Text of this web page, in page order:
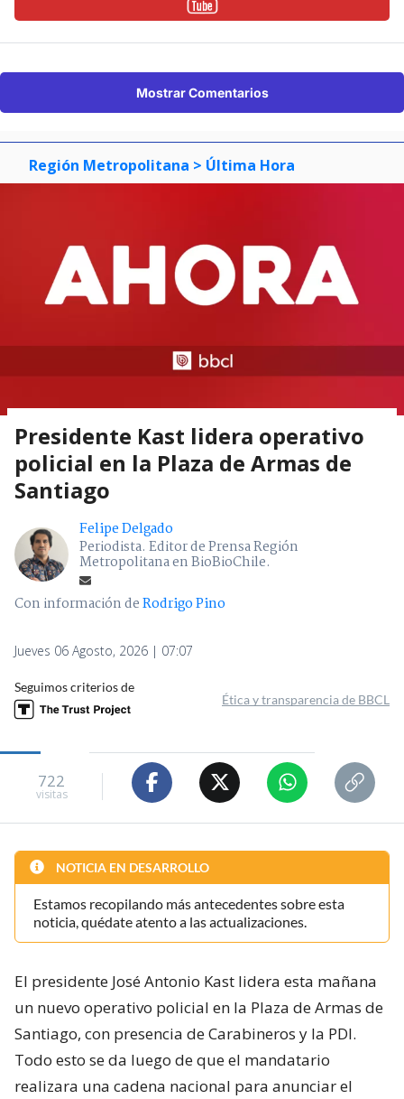
Mostrar Comentarios
Región Metropolitana > Última Hora
Presidente Kast lidera operativo
policial en la Plaza de Armas de
Santiago
Felipe Delgado
Periodista. Editor de Prensa Región
Metropolitana en BioBioChile.
Con información deRodrigo Pino
Jueves 06 Agosto, 2026 | 07:07
Seguimos criterios de
Ética y transparencia de BBCL
722
visitas
NOTICIA EN DESARROLLO
Estamos recopilando más antecedentes sobre esta
noticia, quédate atento a las actualizaciones.
El presidente José Antonio Kast lidera esta mañana
un nuevo operativo policial en la Plaza de Armas de
Santiago, con presencia de Carabineros y la PDI.
Todo esto se da luego de que el mandatario
realizara una cadena nacional para anunciar el